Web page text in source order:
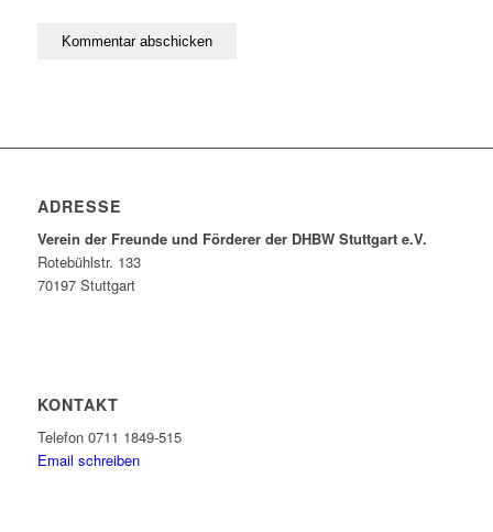
ADRESSE
Verein der Freunde und Förderer der DHBW Stuttgart e.V.
Rotebühlstr. 133
70197 Stuttgart
KONTAKT
Telefon 0711 1849-515
Email schreiben